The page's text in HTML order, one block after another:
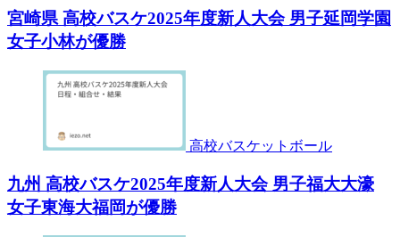
宮崎県 高校バスケ2025年度新人大会 男子延岡学園
女子小林が優勝
高校バスケットボール
九州 高校バスケ2025年度新人大会 男子福大大濠
女子東海大福岡が優勝